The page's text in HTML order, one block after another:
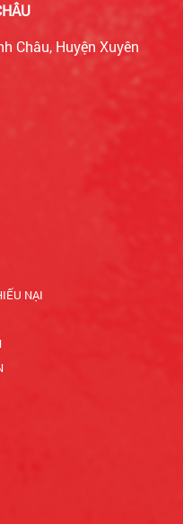
Châu, Huyện Xuyên
NẠI